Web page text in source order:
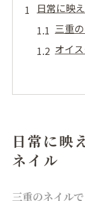
日常に映
三重
オイ
ネイ
ネイル選
安さ
日常に映
ネイル
三重のネイル